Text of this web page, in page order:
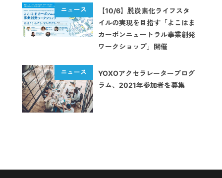
【10/6】脱炭素化ライフスタ
イルの実現を目指す「よこはま
カーボンニュートラル事業創発
ワークショップ」開催
YOXOアクセラレータープログ
ラム、2021年参加者を募集